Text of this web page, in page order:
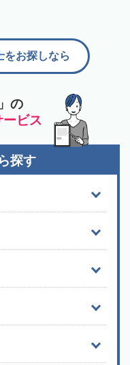
の
ビス
をお探しなら
探す